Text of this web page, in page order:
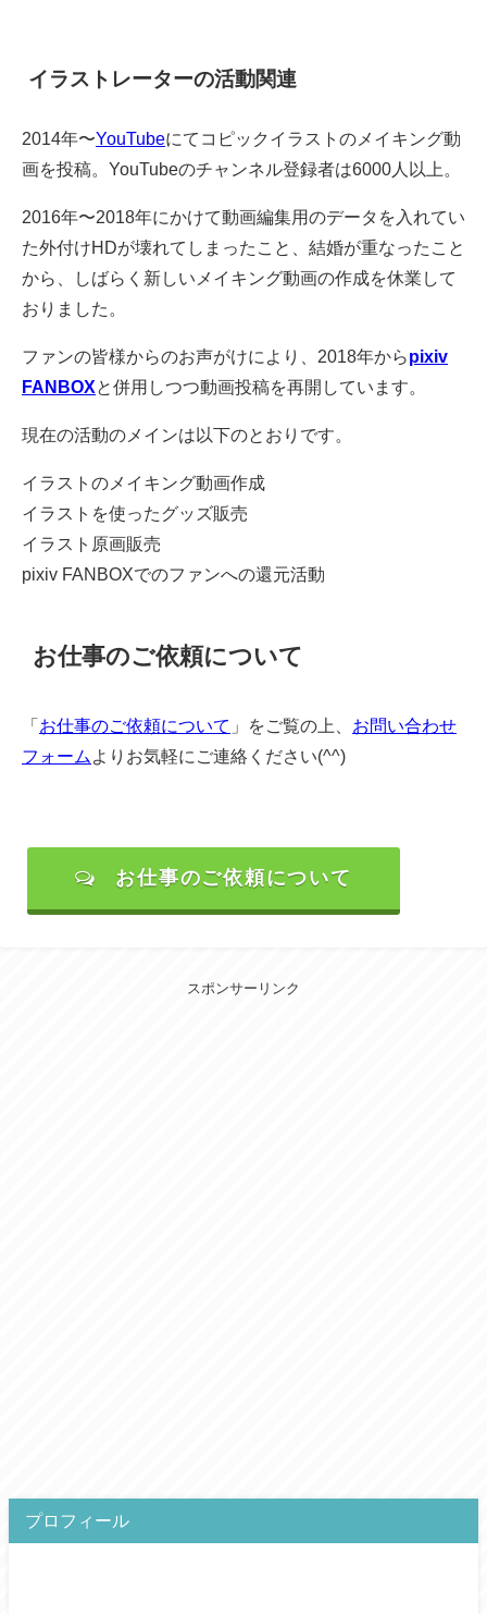
イラストレーターの活動関連
2014年〜YouTubeにてコピックイラストのメイキング動
画を投稿。YouTubeのチャンネル登録者は6000人以上。
2016年〜2018年にかけて動画編集用のデータを入れてい
た外付けHDが壊れてしまったこと、結婚が重なったこと
から、しばらく新しいメイキング動画の作成を休業して
おりました。
ファンの皆様からのお声がけにより、2018年からpixiv
FANBOX と併用しつつ動画投稿を再開しています。
現在の活動のメインは以下のとおりです。
イラストのメイキング動画作成
イラストを使ったグッズ販売
イラスト原画販売
pixiv FANBOXでのファンへの還元活動
お仕事のご依頼について
「 お仕事のご依頼について 」をご覧の上、 お問い合わせ
フォーム よりお気軽にご連絡ください(^^)
お仕事のご依頼について
スポンサーリンク
プロフィール